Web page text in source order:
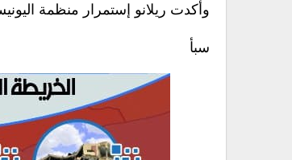
وأكدت ريلانو إستمرار منظمة
سبأ